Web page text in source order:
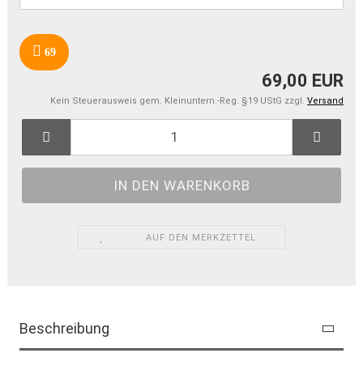
69
69,00 EUR
Kein Steuerausweis gem. Kleinuntern.-Reg. §19 UStG zzgl. Versand
AUF DEN MERKZETTEL
Beschreibung